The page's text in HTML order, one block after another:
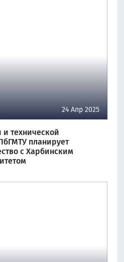
24 Апр 2025
технической
планирует
с Харбинским